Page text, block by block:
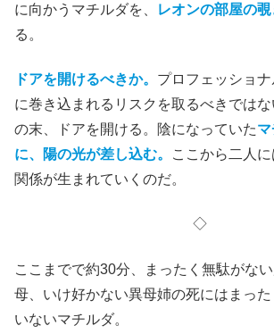
に向かうマチルダを、
レオンの部屋の
る。
ドアを開けるべきか。 プロフェッショ
に巻き込まれるリスクを取るべきでは
の末、ドアを開ける。陰になっていた
に、陽の光が差し込む。
ここから二人
関係が生まれていくのだ。
◇
ここまでで約30分、まったく無駄がな
母、いけ好かない異母姉の死にはまっ
いないマチルダ。